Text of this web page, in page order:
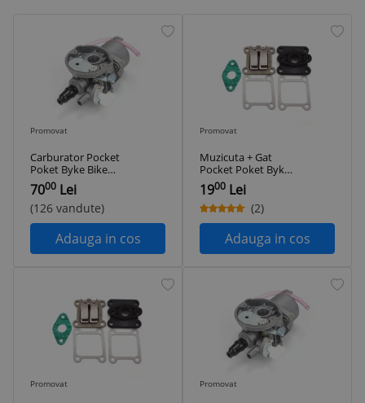
Promovat
Carburator Pocket
Poket Byke Bike
Mini ATV
7000 Lei
(126 vandute)
Adauga in cos
Promovat
Muzicuta + Gat
Pocket Poket Byke
Bike Mini ATV
1900 Lei
(2)
Adauga in cos
Promovat Promovat